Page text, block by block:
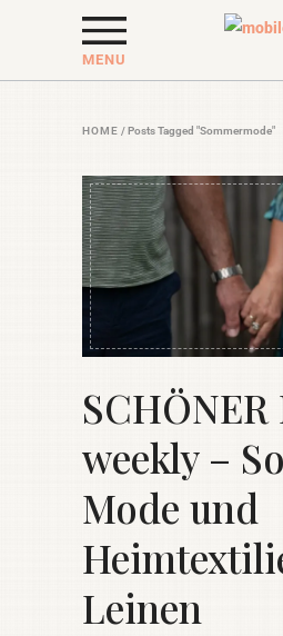
MENU
HOME /Posts Tagged "Sommermode"
SCHÖNER
weekly –
Mode und
Leinen